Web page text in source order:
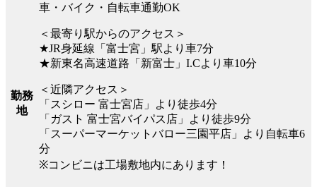
勤務
地
車・バイク・自転車通勤OK
＜最寄り駅からのアクセス＞
★JR身延線「富士宮」駅より車7分
★新東名高速道路「新富士」I.Cより車10分
＜近隣アクセス＞
「スシロー 富士宮店」より徒歩4分
「ガスト 富士宮バイパス店」より徒歩9分
「スーパーマーケットバロー三園平店」より自転車6
分
※コンビニは工場敷地内にあります！